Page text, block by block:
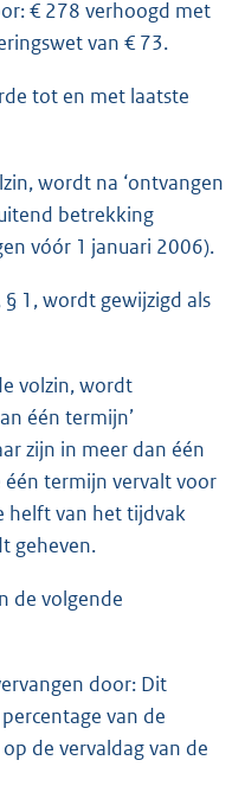
€ 278 verhoogd met
van € 73.
tot en met laatste
wordt na ‘ontvangen
betrekking
vóór 1 januari 2006).
1, wordt gewijzigd als
volzin, wordt
één termijn’
zijn in meer dan één
termijn vervalt voor
helft van het tijdvak
geheven.
de volgende
door: Dit
van de
de vervaldag van de